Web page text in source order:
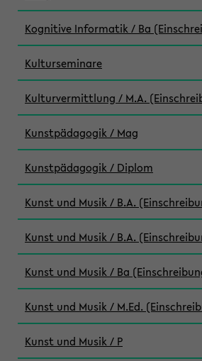
Kognitive Informatik / Ba
Kulturseminare
Kulturvermittlung / M.A.
Kunstpädagogik / Mag
Kunstpädagogik / Diplom
Kunst und Musik / B.A.
Kunst und Musik / B.A.
Kunst und Musik / Ba
Kunst und Musik / M.Ed.
Kunst und Musik / P